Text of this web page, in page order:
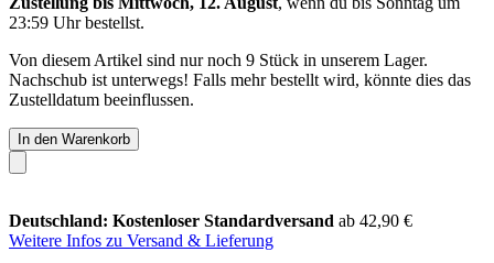
23:59 Uhrbestellst.
Von diesem Artikel sind nur noch 9 Stück in unserem Lager.
Nachschub ist unterwegs! Falls mehr bestellt wird, könnte dies das
Zustelldatum beeinflussen.
In den Warenkorb
Deutschland: Kostenloser Standardversand ab 42,90 €
Weitere Infos zu Versand & Lieferung